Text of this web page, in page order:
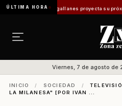
ÚLTIMA HORAproyecta su próxima temporada
Viernes, 7 de agosto de
INICIO / SOCIEDAD /
LA MILANESA" [POR IVÁN ...